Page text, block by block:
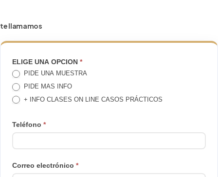
te llamamos
TE
LLAMAMOS
ELIGE UNA OPCION *
PIDE UNA MUESTRA
PIDE MAS INFO
+ INFO CLASES ON LINE CASOS PRÁCTICOS
Teléfono *
Correo electrónico *